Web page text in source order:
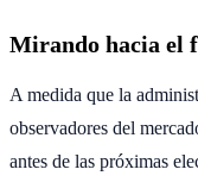
Mirando hacia el
A medida que la
observadores del
antes de las próximas